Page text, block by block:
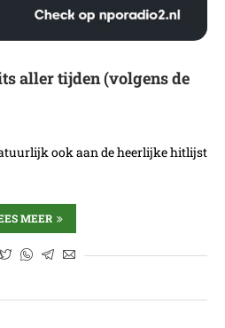
aller tijden (volgens de
ook aan de heerlijke hitlijst
MEER